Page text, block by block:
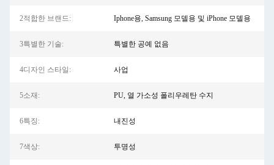
2적합한 브랜드: Iphone용, Samsung 모델용 및 iPhone 모델용
3특별한 기술: 특별한 공예 없음
4디자인 스타일: 사업
5소재: PU, 열 가소성 폴리우레탄 수지
6특징: 내진성
7색상: 투명성